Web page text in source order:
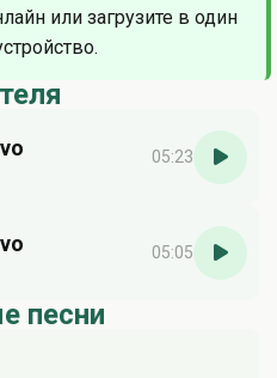
или загрузите в один
05:23
05:05
песни